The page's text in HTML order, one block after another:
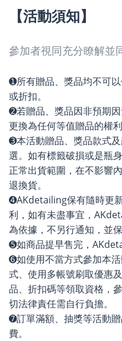
【活動須知】
參加者視同充分瞭解並
➊所有贈品、獎品均不可
或折扣。
➋若贈品、獎品因非預期
更換為任何等值贈品的權利
➌本活動贈品、獎品款式
選。如有標籤破損或是瓶
正常出貨範圍，在不影響
退換貨。
➍AKdetailing保有隨時更
利，如有未盡事宜，
為依據，不另行通知，並
➎如商品提早售完，
➏如使用不當方式參加本
式、使用多帳號刷取優惠
品、折扣碼等領取資格，
切法律責任需自行負擔。
➐訂單滿額、抽獎等活動
費。